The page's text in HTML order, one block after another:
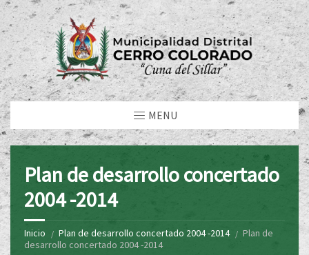
MENU
Plan de desarrollo concertado
2004 -2014
Inicio Plan de desarrollo concertado 2004 -2014
Plan de
desarrollo concertado 2004 -2014